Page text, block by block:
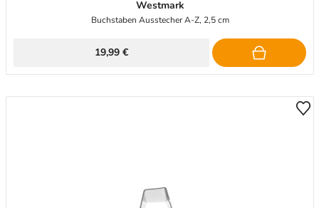
Westmark
Buchstaben Ausstecher A-Z, 2,5 cm
19,99 €